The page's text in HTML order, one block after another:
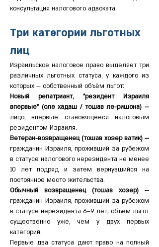
консультация налогового адвоката.
Три категории льготных
лиц
Израильское налоговое право выделяет три
различных льготных статуса, у каждого из
которых — собственный объём льгот:
Новый репатриант, "резидент Израиля
лицо, впервые становящееся налоговым
резидентом Израиля.
гражданин Израиля, проживший за рубежом
в статусе налогового нерезидента не менее
10 лет подряд и затем вернувшийся на
постоянное место жительства.
гражданин Израиля, проживший за рубежом
в статусе нерезидента 6–9 лет; объём льгот
существенно уже, чем у двух первых
категорий.
Первые два статуса дают право на полный